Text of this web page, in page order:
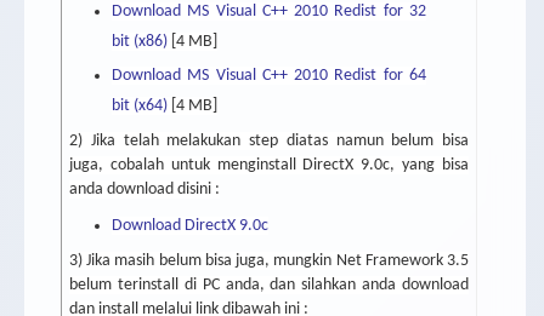
Download MS Visual C++ 2010 Redist for 32
bit (x86) [4 MB]
Download MS Visual C++ 2010 Redist for 64
bit (x64) [4 MB]
2) Jika telah melakukan step diatas namun belum bisa
juga, cobalah untuk menginstall DirectX 9.0c, yang bisa
anda download disini :
Download DirectX 9.0c
3) Jika masih belum bisa juga, mungkin Net Framework 3.5
belum terinstall di PC anda, dan silahkan anda download
dan install melalui link dibawah ini :